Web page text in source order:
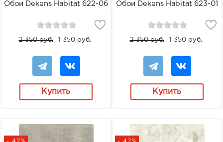
Обои Dekens Habitat 622-06
2 350 руб. 1 350 руб.
Купить
Обои Dekens Habitat 623-01
2 350 руб. 1 350 руб.
Купить